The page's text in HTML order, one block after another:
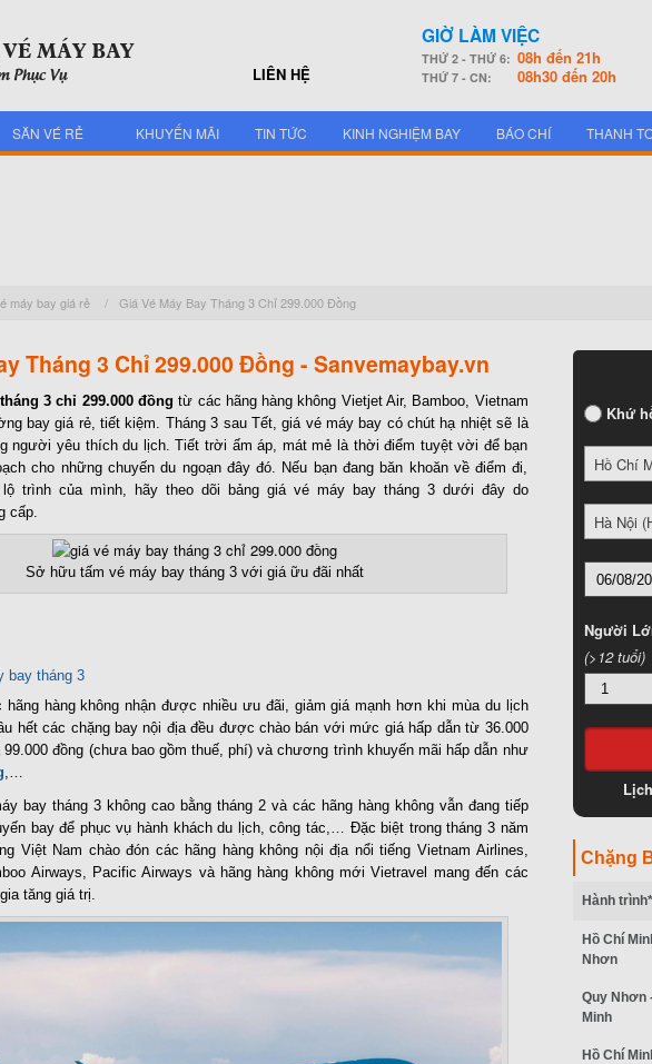
LIÊN HỆ
GIỜ LÀM VIỆC
THỨ 2 - THỨ 6: 08h đến 21h
THỨ 7 - CN: 08h30 đến 20h
SĂN VÉ RẺ KHUYẾN MÃI TIN TỨC KINH NGHIỆM BAY BÁO CHÍ THANH
máy bay giá rẻ / Giá Vé Máy Bay Tháng 3 Chỉ 299.000 Đồng
Tháng 3 Chỉ 299.000 Đồng - Sanvemaybay.vn
3 chỉ 299.000 đồng từ các hãng hàng không Vietjet Air, Bamboo, Vietnam
bay giá rẻ, tiết kiệm. Tháng 3 sau Tết, giá vé máy bay có chút hạ nhiệt sẽ là
người yêu thích du lịch. Tiết trời ấm áp, mát mẻ là thời điểm tuyệt vời để bạn
cho những chuyến du ngoạn đây đó. Nếu bạn đang băn khoăn về điểm đi,
trình của mình, hãy theo dõi bảng giá vé máy bay tháng 3 dưới đây do
cấp.
Sở hữu tấm vé máy bay tháng 3 với giá ữu đãi nhất
bay tháng 3
hãng hàng không nhận được nhiều ưu đãi, giảm giá mạnh hơn khi mùa du lịch
hết các chặng bay nội địa đều được chào bán với mức giá hấp dẫn từ 36.000
99.000 đồng (chưa bao gồm thuế, phí) và chương trình khuyến mãi hấp dẫn như
,…
bay tháng 3 không cao bằng tháng 2 và các hãng hàng không vẫn đang tiếp
bay để phục vụ hành khách du lịch, công tác,… Đặc biệt trong tháng 3 năm
Việt Nam chào đón các hãng hàng không nội địa nổi tiếng Vietnam Airlines,
Airways, Pacific Airways và hãng hàng không mới Vietravel mang đến các
tăng giá trị.
Khứ
Hồ Chí
Hà Nội
Người
(>12 tuổi)
Chặng
Hành trình*
Hồ Chí
Nhơn
Quy Nhơn
Minh
Hồ Chí